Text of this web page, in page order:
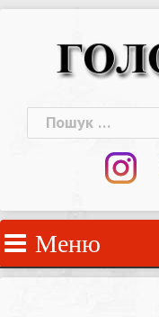
Пошук:
Меню